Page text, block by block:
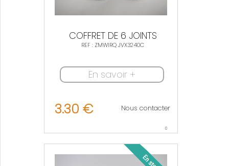
COFFRET DE 6 JOINTS
REF : ZMWIRQ JVX3240C
En savoir +
3.30 € Nous contacter
0